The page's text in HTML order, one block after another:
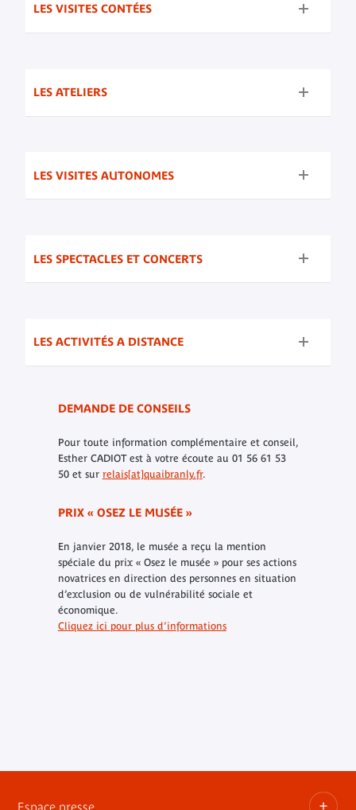
LES VISITES CONTÉES
LES ATELIERS
LES VISITES AUTONOMES
LES SPECTACLES ET CONCERTS
LES ACTIVITÉS A DISTANCE
DEMANDE DE CONSEILS
Pour toute information complémentaire et conseil,
Esther CADIOT est à votre écoute au 01 56 61 53
50 et sur relais[at]quaibranly.fr.
PRIX « OSEZ LE MUSÉE »
En janvier 2018, le musée a reçu la mention
spéciale du prix « Osez le musée » pour ses actions
novatrices en direction des personnes en situation
d’exclusion ou de vulnérabilité sociale et
économique.
Cliquez ici pour plus d’informations
Espace presse